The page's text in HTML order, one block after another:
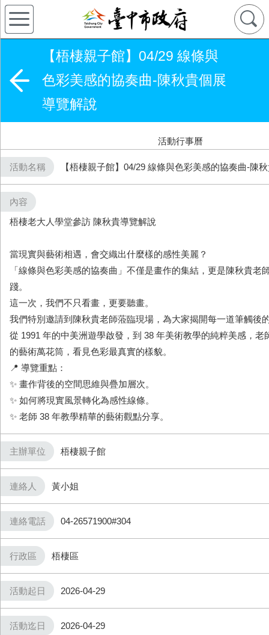
【梧棲親子館】04/29 線條與
色彩美感的協奏曲-陳秋貴個展
導覽解說
活動行事曆
活動名稱 【梧棲親子館】04/29 線條與色彩美感的協奏曲-陳
內容
梧棲老大人學堂參訪 陳秋貴導覽解說
當現實與藝術相遇，會交織出什麼樣的感性美麗？
「線條與色彩美感的協奏曲」不僅是畫作的集結，更是陳秋貴老
踐。
這一次，我們不只看畫，更要聽畫。
我們特別邀請到陳秋貴老師蒞臨現場，為大家揭開每一道筆觸後
從 1991 年的中美洲遊學啟發，到 38 年美術教學的純粹美感，老
的藝術萬花筒，看見色彩最真實的樣貌。
📍 導覽重點：
✨ 畫作背後的空間思維與疊加層次。
✨ 如何將現實風景轉化為感性線條。
✨ 老師 38 年教學精華的藝術觀點分享。
主辦單位 梧棲親子館
連絡人 黃小姐
連絡電話 04-26571900#304
行政區 梧棲區
活動起日 2026-04-29
活動迄日 2026-04-29